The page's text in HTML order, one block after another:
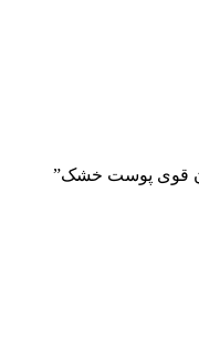
قوی پوست خشک”